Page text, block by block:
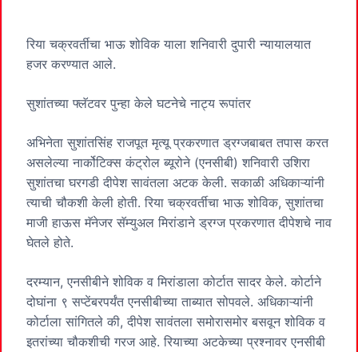
रिया चक्रवर्तीचा भाऊ शोविक याला शनिवारी दुपारी न्यायालयात
हजर करण्यात आले.
सुशांतच्या फ्लॅटवर पुन्हा केले घटनेचे नाट्य रूपांतर
अभिनेता सुशांतसिंह राजपूत मृत्यू प्रकरणात ड्रग्जबाबत तपास करत
असलेल्या नार्कोटिक्स कंट्रोल ब्यूरोने (एनसीबी) शनिवारी उशिरा
सुशांतचा घरगडी दीपेश सावंतला अटक केली. सकाळी अधिकाऱ्यांनी
त्याची चौकशी केली होती. रिया चक्रवर्तीचा भाऊ शोविक, सुशांतचा
माजी हाऊस मॅनेजर सॅम्युअल मिरांडाने ड्रग्ज प्रकरणात दीपेशचे नाव
घेतले होते.
दरम्यान, एनसीबीने शोविक व मिरांडाला कोर्टात सादर केले. कोर्टाने
दोघांना ९ सप्टेंबरपर्यंत एनसीबीच्या ताब्यात सोपवले. अधिकाऱ्यांनी
कोर्टाला सांगितले की, दीपेश सावंतला समोरासमोर बसवून शोविक व
इतरांच्या चौकशीची गरज आहे. रियाच्या अटकेच्या प्रश्नावर एनसीबी